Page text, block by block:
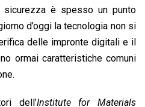
i
n
k
è spesso un punto
d’oggi la tecnologia non si
delle impronte digitali e il
ormai caratteristiche comuni
dell’Institute for Materials